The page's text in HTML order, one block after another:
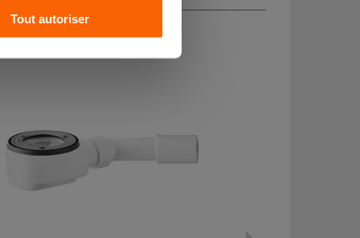
Tout autoriser